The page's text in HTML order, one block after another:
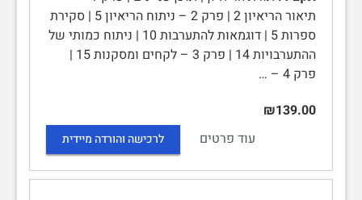
תיאור הריאיון 2 | פרק 2 – ניתוח הריאיון 5 | סקירת
ספרות 5 | דוגמאות להתערבות 10 | ניתוח כמותי של
ההתערבויות 14 | פרק 3 – לקחים ומסקנות 15 |
פרק 4 – …
₪139.00
עוד פרטים
לרכישה והורדה מיידית